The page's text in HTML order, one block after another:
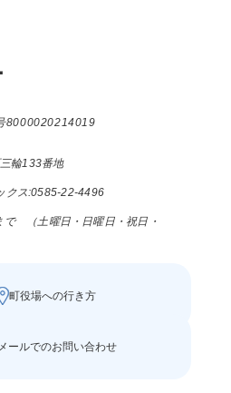
8000020214019
輪133番地
クス:0585-22-4496
で （土曜日・日曜日・祝日・
町役場への行き方
メールでのお問い合わせ